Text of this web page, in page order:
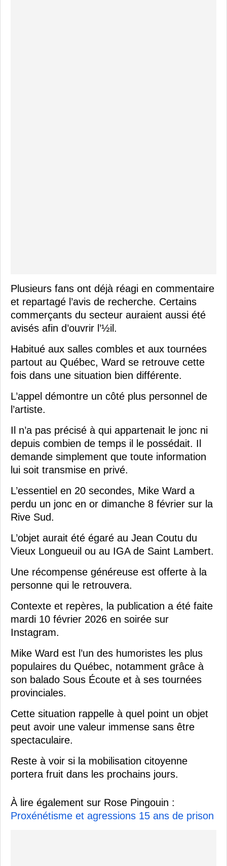
Plusieurs fans ont déjà réagi en commentaire
et repartagé l’avis de recherche. Certains
commerçants du secteur auraient aussi été
avisés afin d’ouvrir l’½il.
Habitué aux salles combles et aux tournées
partout au Québec, Ward se retrouve cette
fois dans une situation bien différente.
L’appel démontre un côté plus personnel de
l’artiste.
Il n’a pas précisé à qui appartenait le jonc ni
depuis combien de temps il le possédait. Il
demande simplement que toute information
lui soit transmise en privé.
L’essentiel en 20 secondes, Mike Ward a
perdu un jonc en or dimanche 8 février sur la
Rive Sud.
L’objet aurait été égaré au Jean Coutu du
Vieux Longueuil ou au IGA de Saint Lambert.
Une récompense généreuse est offerte à la
personne qui le retrouvera.
Contexte et repères, la publication a été faite
mardi 10 février 2026 en soirée sur
Instagram.
Mike Ward est l’un des humoristes les plus
populaires du Québec, notamment grâce à
son balado Sous Écoute et à ses tournées
provinciales.
Cette situation rappelle à quel point un objet
peut avoir une valeur immense sans être
spectaculaire.
Reste à voir si la mobilisation citoyenne
portera fruit dans les prochains jours.
À lire également sur Rose Pingouin :
Proxénétisme et agressions 15 ans de prison